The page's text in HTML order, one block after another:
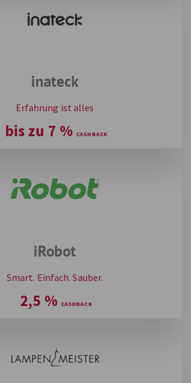
inateck
Erfahrung ist alles
bis zu 7 %
iRobot
Smart. Einfach. Sauber.
2,5 %